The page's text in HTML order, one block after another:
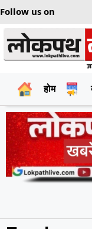
Follow us on
होम